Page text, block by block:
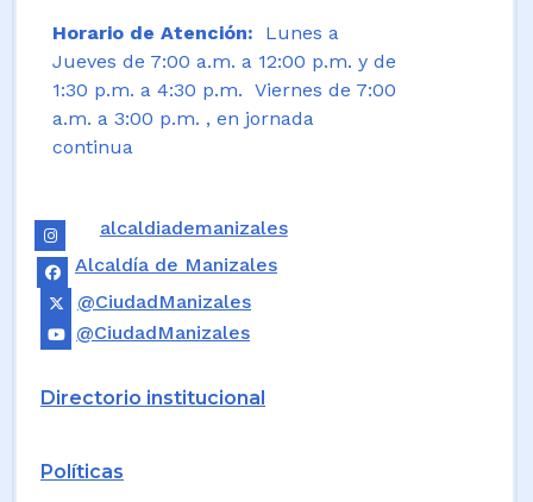
Horario de Atención: Lunes a
Jueves de 7:00 a.m. a 12:00 p.m. y de
1:30 p.m. a 4:30 p.m. Viernes de 7:00
a.m. a 3:00 p.m. , en jornada
continua
alcaldiademanizales
Alcaldía de Manizales
@CiudadManizales
@CiudadManizales
Directorio institucional
Políticas